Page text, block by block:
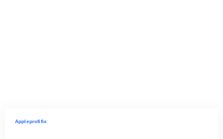
Appleprofifix